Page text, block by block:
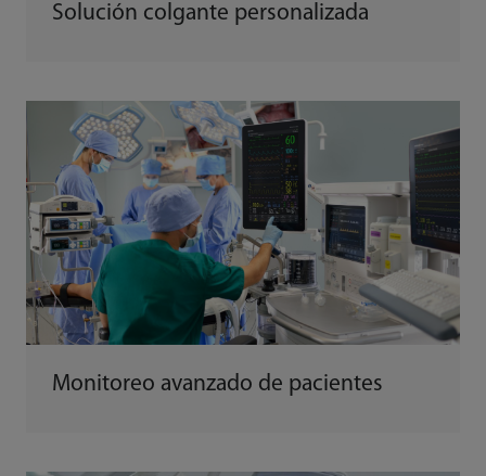
Solución colgante personalizada
Monitoreo avanzado de pacientes